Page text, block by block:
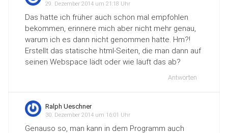
29. Dezember 2014 um 21:18 Uhr
Das hatte ich früher auch schon mal empfohlen
bekommen, erinnere mich aber nicht mehr genau,
warum ich es dann nicht genommen hatte. Hm?!
Erstellt das statische html-Seiten, die man dann auf
seinen Webspace lädt oder wie läuft das ab?
Antworten
Ralph Ueschner
30. Dezember 2014 um 16:01 Uhr
Genauso so, man kann in dem Programm auch